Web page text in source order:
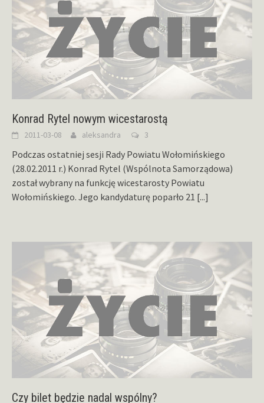
Konrad Rytel nowym wicestarostą
2011-03-08 aleksandra 3
Podczas ostatniej sesji Rady Powiatu Wołomińskiego
(28.02.2011 r.) Konrad Rytel (Wspólnota Samorządowa)
został wybrany na funkcję wicestarosty Powiatu
Wołomińskiego. Jego kandydaturę poparło 21 [...]
Czy bilet będzie nadal wspólny?